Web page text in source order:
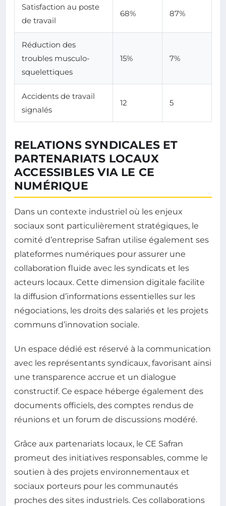
Satisfaction au poste
de travail
68% 87%
Réduction des
troubles musculo-
squelettiques
15% 7%
Accidents de travail
signalés
12 5
RELATIONS SYNDICALES ET
PARTENARIATS LOCAUX
ACCESSIBLES VIA LE CE
NUMÉRIQUE
Dans un contexte industriel où les enjeux
sociaux sont particulièrement stratégiques, le
comité d’entreprise Safran utilise également ses
plateformes numériques pour assurer une
collaboration fluide avec les syndicats et les
acteurs locaux. Cette dimension digitale facilite
la diffusion d’informations essentielles sur les
négociations, les droits des salariés et les projets
communs d’innovation sociale.
Un espace dédié est réservé à la communication
avec les représentants syndicaux, favorisant ainsi
une transparence accrue et un dialogue
constructif. Ce espace héberge également des
documents officiels, des comptes rendus de
réunions et un forum de discussions modéré.
Grâce aux partenariats locaux, le CE Safran
promeut des initiatives responsables, comme le
soutien à des projets environnementaux et
sociaux porteurs pour les communautés
proches des sites industriels. Ces collaborations